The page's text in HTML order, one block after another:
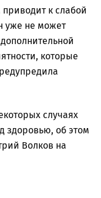
к слабой
уже не может
которые
случаях
здоровью, об этом
Волков на